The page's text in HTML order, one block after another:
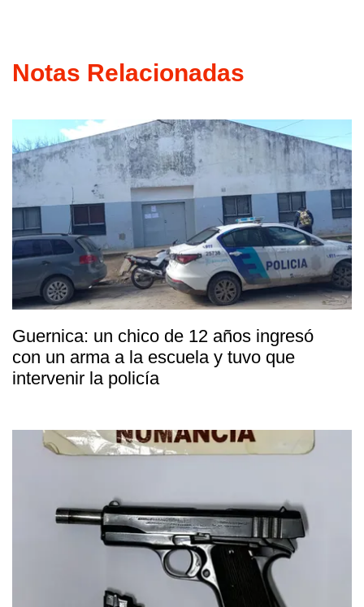
Notas Relacionadas
Guernica: un chico de 12 años ingresó
con un arma a la escuela y tuvo que
intervenir la policía